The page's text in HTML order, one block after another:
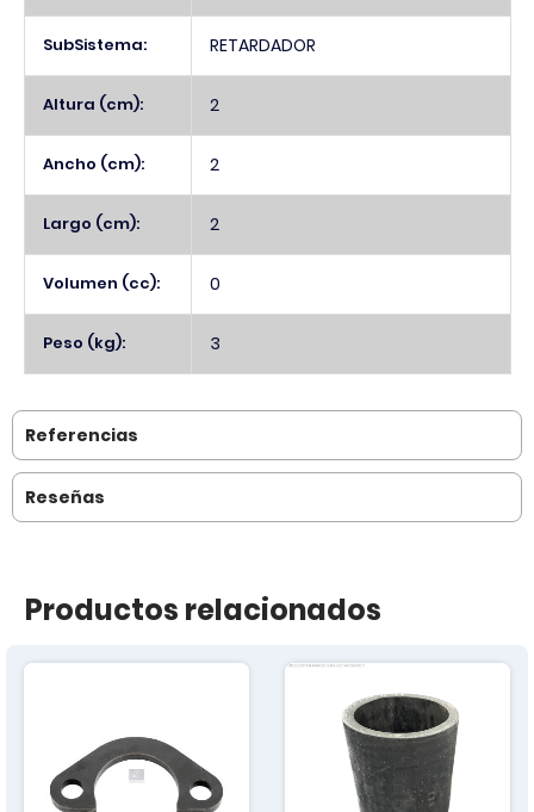
SubSistema: RETARDADOR
Altura (cm): 2
Ancho (cm): 2
Largo (cm): 2
Volumen (cc): 0
Peso (kg): 3
Referencias
Reseñas
Productos relacionados